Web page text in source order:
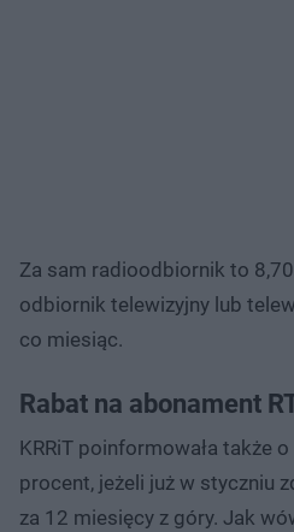
Za sam radioodbiornik to 8,70
odbiornik telewizyjny lub
co miesiąc.
Rabat na abonament
KRRiT poinformowała także o
procent, jeżeli już w styczniu
za 12 miesięcy z góry. Jak